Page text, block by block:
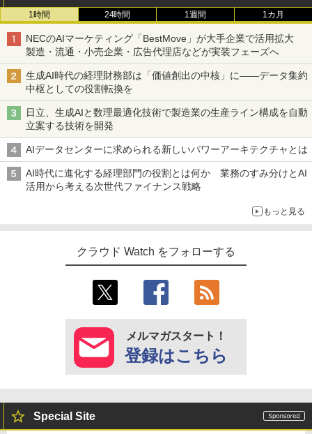
1時間 24時間 1週間 1カ月
NECのAIマーケティング「BestMove」が大手企業で活用拡大
製造・流通・小売企業・広告代理店などが実装フェーズへ
生成AI時代の経理財務部は「価値創出の中核」に――データ集約
中枢としての役割転換を
日立、生成AIと数理最適化技術で製造業の生産ライン構成を自動
立案する技術を開発
AIデータセンターに求められる新しいパワーアーキテクチャとは
AI時代に進化する経理部門の役割とは何か 業務のすみ分けとAI
活用から考える次世代ファイナンス戦略
もっと見る
クラウド Watch をフォローする
メルマガスタート！
登録はこちら
Special Site